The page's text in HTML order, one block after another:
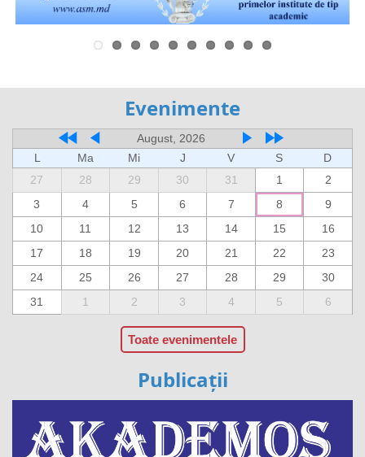
Previous Next
Evenimente
August, 2026
L
Ma Mi J V S
D
27
28 29 30 31 1
2
3
4 5 6 7 8
9
10
11 12 13 14 15
16
17
18 19 20 21 22
23
24
25 26 27 28 29
30
31
1 2 3 4 5 6
Toate evenimentele
Publicații